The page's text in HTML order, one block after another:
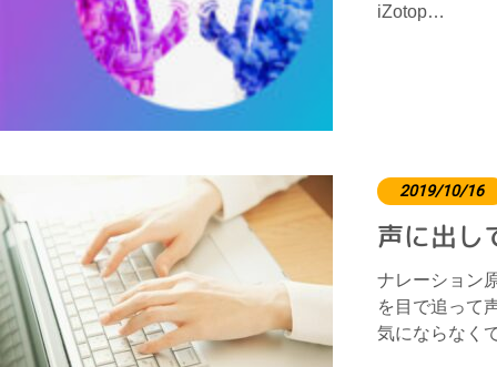
iZotop…
2019/10/16
声に出し
ナレーション
を目で追って
気にならなく